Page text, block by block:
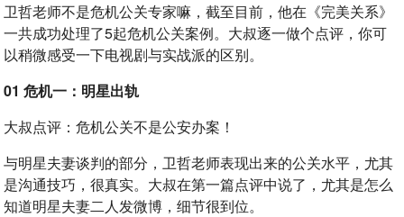
卫哲老师不是危机公关专家嘛，截至目前，他在《完美关系》
一共成功处理了5起危机公关案例。大叔逐一做个点评，你可
以稍微感受一下电视剧与实战派的区别。
01 危机一： 明星出轨
大叔点评：危机公关不是公安办案！
与明星夫妻谈判的部分，卫哲老师表现出来的公关水平，尤其
是沟通技巧，很真实。大叔在第一篇点评中说了，尤其是怎么
知道明星夫妻二人发微博，细节很到位。